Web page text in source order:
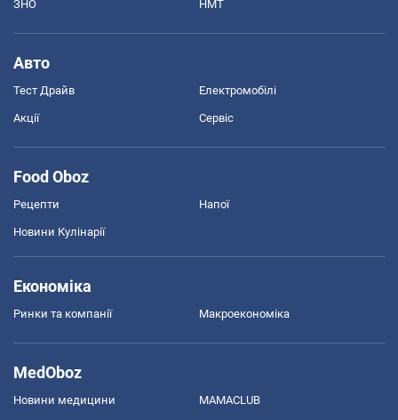
ЗНО НМТ
Авто
Тест Драйв Електромобілі
Акції Сервіс
Food Oboz
Рецепти Напої
Новини Кулінарії
Економіка
Ринки та компанії Макроекономіка
MedOboz
Новини медицини MAMACLUB